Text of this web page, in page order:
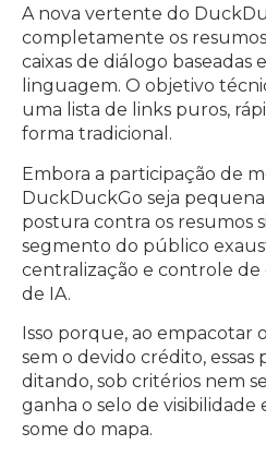
A nova vertente do
completamente os
caixas de diálogo baseadas
linguagem. O objetivo
uma lista de links puros,
forma tradicional.
Embora a participação de
DuckDuckGo seja pequena
postura contra os resumos
segmento do público
centralização e controle de
de IA.
Isso porque, ao empacotar
sem o devido crédito, essas
ditando, sob critérios nem
ganha o selo de
some do mapa.